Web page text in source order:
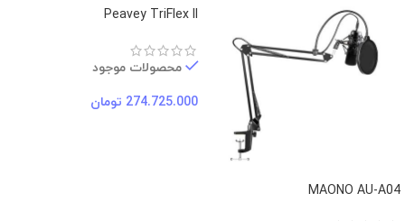
MAONO AU-A04
Peavey TriFlex II
محصولات موجود
274.725.000 تومان